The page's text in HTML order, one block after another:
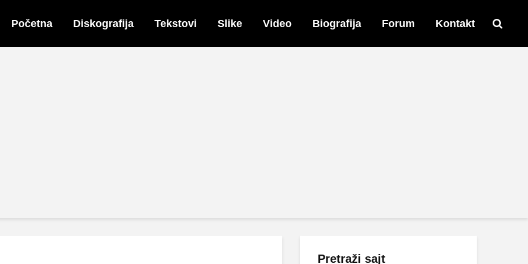
Početna Diskografija Tekstovi Slike Video Biografija Forum Kontakt
Pretraži sajt